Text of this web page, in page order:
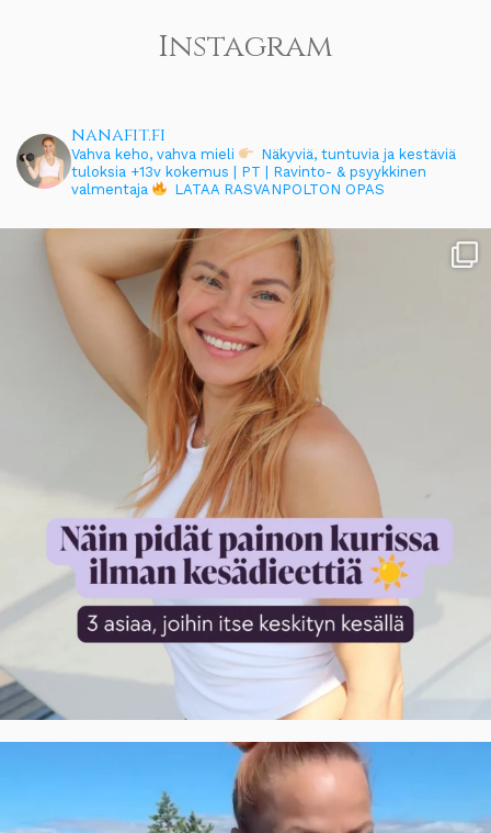
Instagram
nanafit.fi
Vahva keho, vahva mieli
Näkyviä, tuntuvia ja kestäviä
tuloksia +13v kokemus | PT | Ravinto- & psyykkinen
valmentaja
LATAA RASVANPOLTON OPAS